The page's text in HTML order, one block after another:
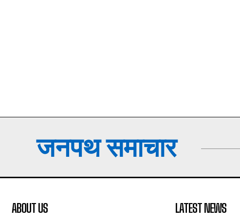
जनपथ समाचार
ABOUT US LATEST NEWS